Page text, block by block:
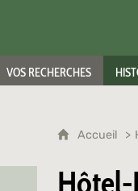
de Saint-Étienne
VOS RECHERCHES
Accueil